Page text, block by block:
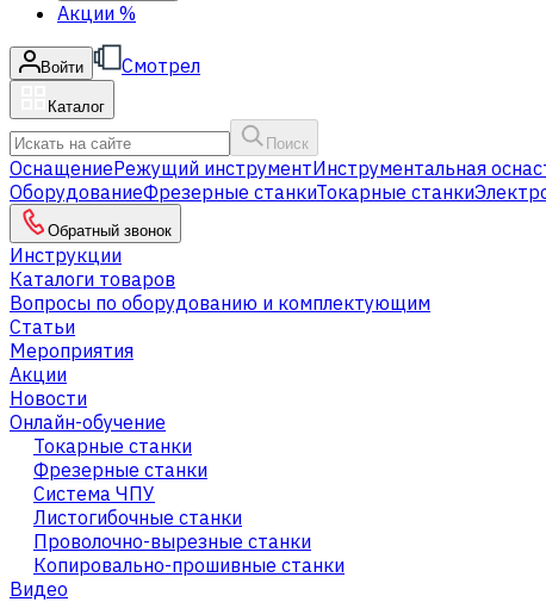
Акции %
Войти Смотрел
Каталог
Поиск
ОснащениеРежущий инструментИнструментальная
ОборудованиеФрезерные станкиТокарные станки
Обратный звонок
Инструкции
Каталоги товаров
Вопросы по оборудованию и комплектующим
Статьи
Мероприятия
Акции
Новости
Онлайн-обучение
Токарные станки
Фрезерные станки
Система ЧПУ
Листогибочные станки
Проволочно-вырезные станки
Копировально-прошивные станки
Видео